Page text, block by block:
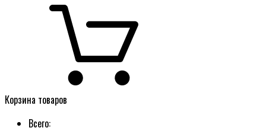
Корзина товаров
Всего: